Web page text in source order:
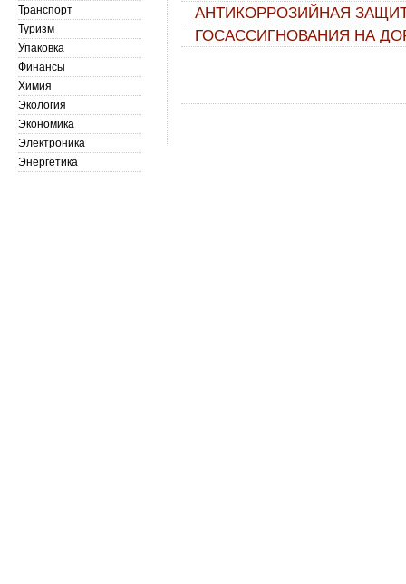
АНТИКОРРОЗИЙНАЯ
ГОСАССИГНОВАНИЯ НА
Транспорт
Туризм
Упаковка
Финансы
Химия
Экология
Экономика
Электроника
Энергетика